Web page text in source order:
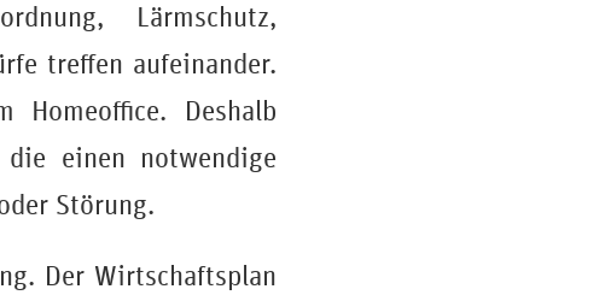
Lärmschutz,
treffen aufeinander.
Deshalb
die einen notwendige
Störung.
Der Wirtschaftsplan